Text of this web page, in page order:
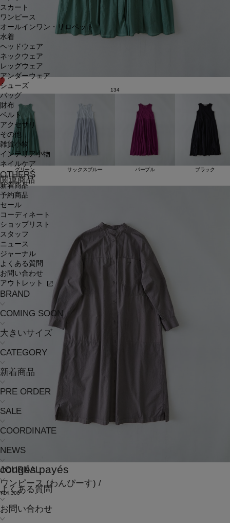
スカート
ワンピース
オールインワン・サロペット
水着
ヘッドウェア
ネックウェア
レッグウェア
アンダーウェア
シューズ
バッグ
財布
ベルト
アクセサリ
その他
雑貨小物
インテリア小物
ネイルケア
OTHERS
新着商品
予約商品
セール
コーディネート
ショップリスト
スタッフ
ニュース
ジャーナル
よくある質問
お問い合わせ
アウトレット
BRAND
COMING SOON
大きいサイズ
CATEGORY
新着商品
PRE ORDER
SALE
COORDINATE
NEWS
JOURNAL
よくある質問
お問い合わせ
134
グリーン サックスブルー パープル ブラック
関連商品
congés payés
ワンピース(わんぴーす) /
¥14,300